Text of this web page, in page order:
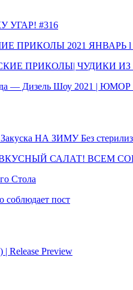
#316
2021 ЯНВАРЬ l
ПРИКОЛЫ| ЧУДИКИ ИЗ
— Дизель Шоу 2021 | ЮМОР
НА ЗИМУ Без
САЛАТ! ВСЕМ
Стола
пост
Release Preview